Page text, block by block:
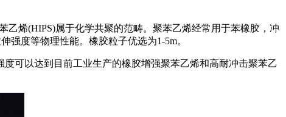
烯(HIPS)属于化学共聚的范畴。聚苯乙烯经常用于苯橡胶，冲
强度等物理性能。橡胶粒子优选为1-5m。
可以达到目前工业生产的橡胶增强聚苯乙烯和高耐冲击聚苯乙